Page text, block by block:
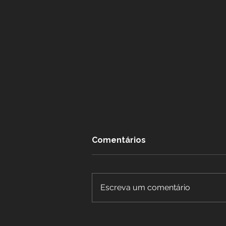
Comentários
Escreva um comentário